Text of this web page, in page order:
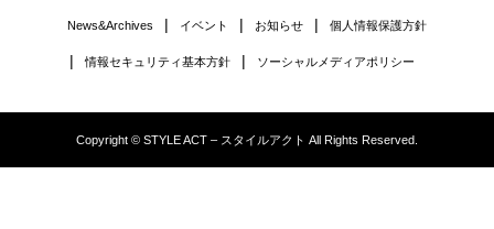
News&Archives イベント お知らせ 個人情報保護方針
情報セキュリティ基本方針 ソーシャルメディアポリシー
Copyright © STYLE ACT – スタイルアクト All Rights Reserved.